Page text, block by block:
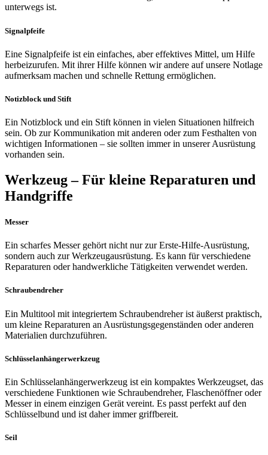
unterwegs ist.
Signalpfeife
Eine Signalpfeife ist ein einfaches, aber effektives Mittel, um Hilfe
herbeizurufen. Mit ihrer Hilfe können wir andere auf unsere Notlage
aufmerksam machen und schnelle Rettung ermöglichen.
Notizblock und Stift
Ein Notizblock und ein Stift können in vielen Situationen hilfreich
sein. Ob zur Kommunikation mit anderen oder zum Festhalten von
wichtigen Informationen – sie sollten immer in unserer Ausrüstung
vorhanden sein.
Werkzeug – Für kleine Reparaturen und
Handgriffe
Messer
Ein scharfes Messer gehört nicht nur zur Erste-Hilfe-Ausrüstung,
sondern auch zur Werkzeugausrüstung. Es kann für verschiedene
Reparaturen oder handwerkliche Tätigkeiten verwendet werden.
Schraubendreher
Ein Multitool mit integriertem Schraubendreher ist äußerst praktisch,
um kleine Reparaturen an Ausrüstungsgegenständen oder anderen
Materialien durchzuführen.
Schlüsselanhängerwerkzeug
Ein Schlüsselanhängerwerkzeug ist ein kompaktes Werkzeugset, das
verschiedene Funktionen wie Schraubendreher, Flaschenöffner oder
Messer in einem einzigen Gerät vereint. Es passt perfekt auf den
Schlüsselbund und ist daher immer griffbereit.
Seil